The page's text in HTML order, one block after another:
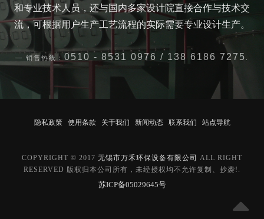
和专业技术人员，还与国内多家设计院直接合作与技术交
流，可根据用户生产工艺流程的实际需要专业设计生产。
销售热线： 0510 - 8531 0976 / 138 6186 7275
隐私政策 使用条款 关于我们 新闻动态 联系我们 站点导航
COPYRIGHT © 2017 无锡市万禾环保设备有限公司 ALL RIGHT
RESERVED 版权归本公司所有，未经授权均不允许复制、抄袭!.
苏ICP备05029645号